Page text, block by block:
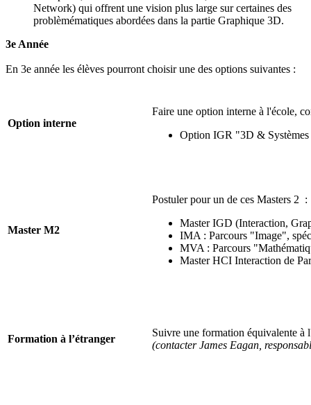
Network) qui offrent une vision plus large sur certaines des
problèmématiques abordées dans la partie Graphique 3D.
3e Année
En 3e année les élèves pourront choisir une des options suivantes :
Option interne
Faire une option interne à l'école,
Option IGR "3D &
Master M2
Postuler pour un de ces Masters 2 :
Master IGD (Interaction,
IMA : Parcours "Image",
MVA : Parcours
Master HCI Interaction de
Formation à l’étranger
Suivre une formation équivalente
(contacter James Eagan,